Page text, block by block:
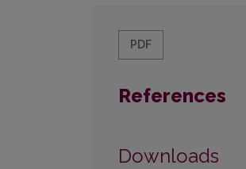
PDF
References
Downloads